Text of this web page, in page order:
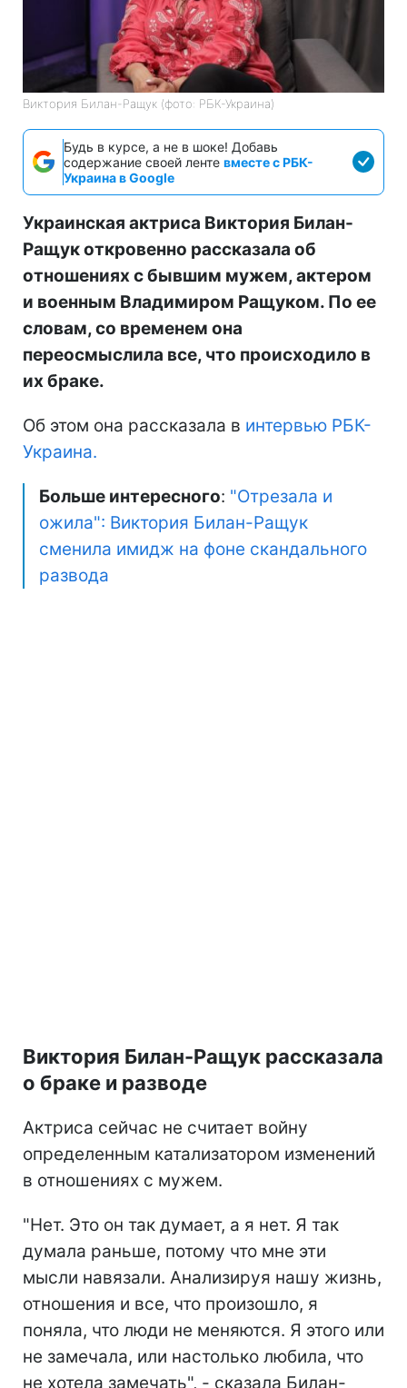
Виктория Билан-Ращук (фото: РБК-Украина)
Будь в курсе, а не в шоке! Добавь
содержание своей ленте вместе с РБК-
Украина в Google
Украинская актриса Виктория Билан-
Ращук откровенно рассказала об
отношениях с бывшим мужем, актером
и военным Владимиром Ращуком. По ее
словам, со временем она
переосмыслила все, что происходило в
их браке.
Об этом она рассказала в интервью РБК-
Украина.
Больше интересного: "Отрезала и
ожила": Виктория Билан-Ращук
сменила имидж на фоне скандального
развода
Виктория Билан-Ращук рассказала
о браке и разводе
Актриса сейчас не считает войну
определенным катализатором изменений
в отношениях с мужем.
"Нет. Это он так думает, а я нет. Я так
думала раньше, потому что мне эти
мысли навязали. Анализируя нашу жизнь,
отношения и все, что произошло, я
поняла, что люди не меняются. Я этого или
не замечала, или настолько любила, что
не хотела замечать", - сказала Билан-